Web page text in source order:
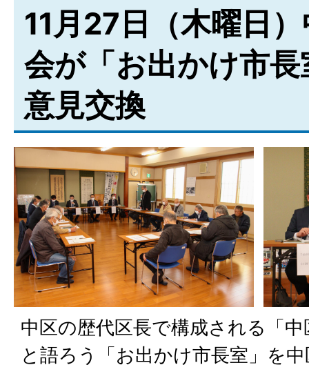
11月27日（木曜日
会が「お出かけ市
意見交換
中区の歴代区長で構成される「
と語ろう「お出かけ市長室」を